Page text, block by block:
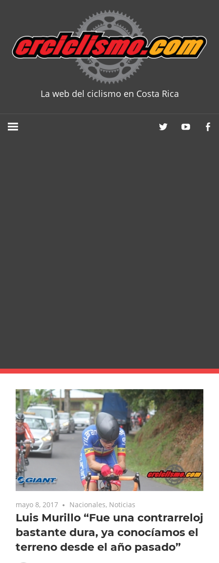
content
La web del ciclismo en Costa Rica
mayo 8, 2017 Nacionales, Noticias
Luis Murillo “Fue una contrarreloj
bastante dura, ya conocíamos el
terreno desde el año pasado”